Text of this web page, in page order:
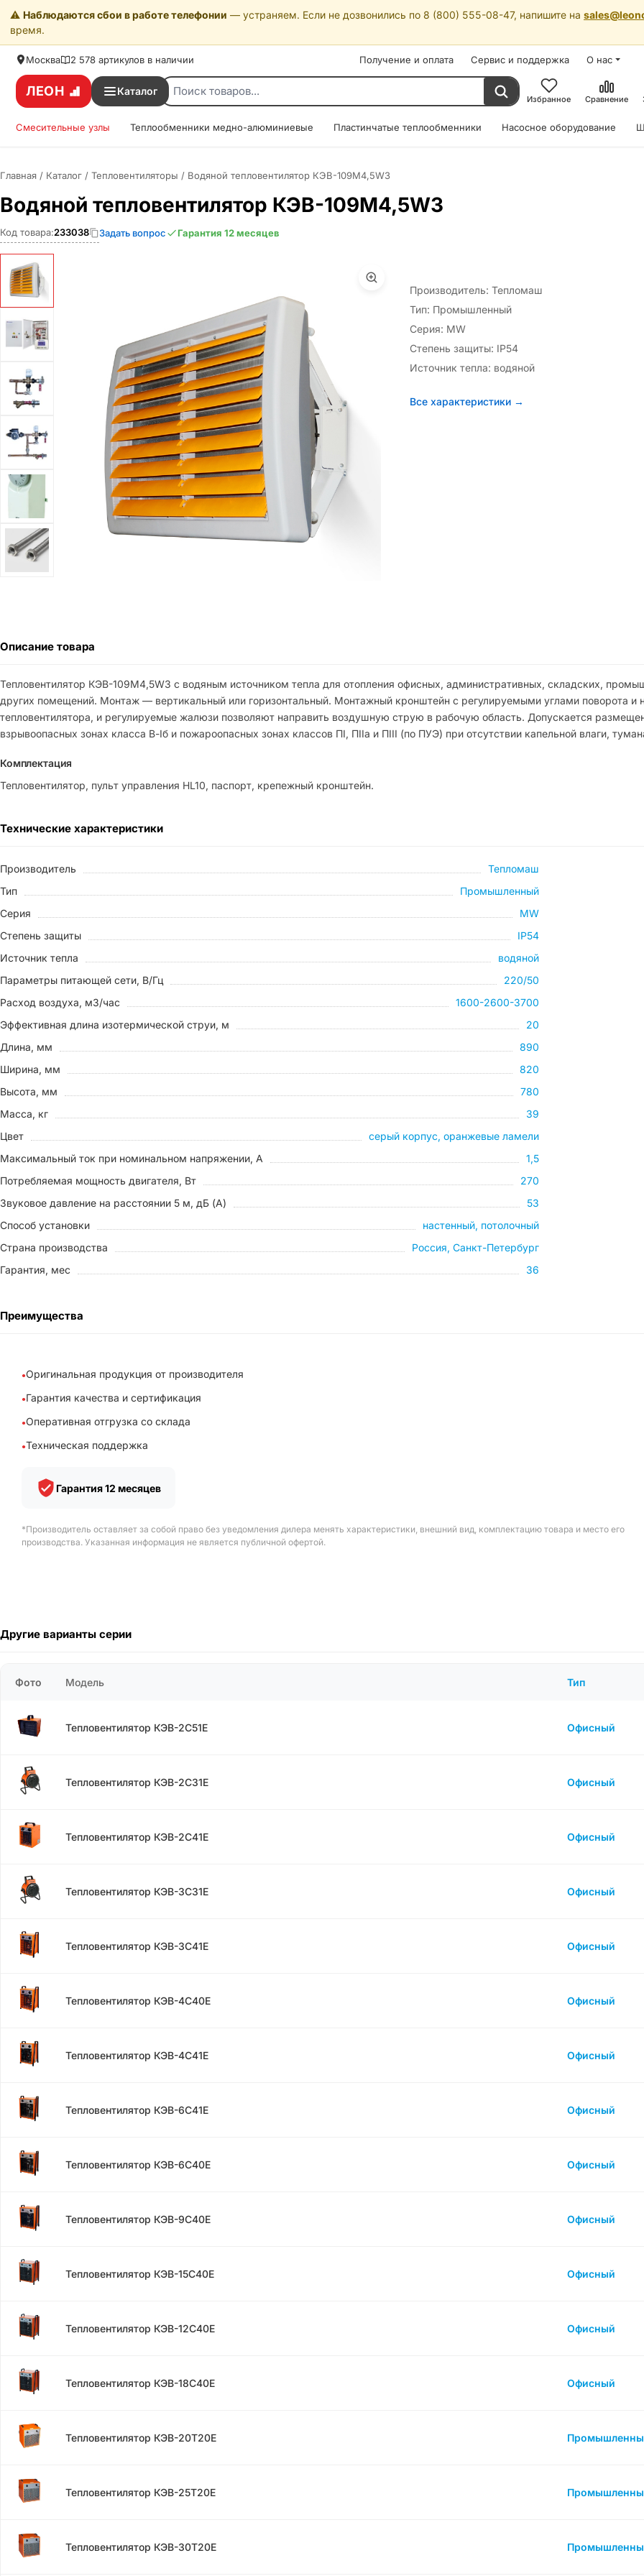
⚠️ Наблюдаются сбои в работе телефонии — устраняем. Если не дозвонились по 8 (800) 555-08-47, напишите на
время.
Москва 2 578 артикулов в наличии Получение и оплата Сервис и поддержка О нас
ЛЕОН Каталог
Избранное Сравнение
Смесительные узлы Теплообменники медно-алюминиевые Пластинчатые теплообменники Насосное оборудование
Главная / Каталог / Тепловентиляторы / Водяной тепловентилятор КЭВ-109M4,5W3
Водяной тепловентилятор КЭВ-109M4,5W3
Код товара:233038 Задать вопрос Гарантия 12 месяцев
Производитель: Тепломаш
Тип: Промышленный
Серия: МW
Степень защиты: IP54
Источник тепла: водяной
Все характеристики →
Описание товара
Тепловентилятор КЭВ-109M4,5W3 с водяным источником тепла для отопления офисных, административных, складских,
других помещений. Монтаж — вертикальный или горизонтальный. Монтажный кронштейн с регулируемыми углами поворота и
тепловентилятора, и регулируемые жалюзи позволяют направить воздушную струю в рабочую область. Допускается
взрывоопасных зонах класса В-Iб и пожароопасных зонах классов ПI, ПIIа и ПIII (по ПУЭ) при отсутствии капельной влаги,
Комплектация
Тепловентилятор, пульт управления HL10, паспорт, крепежный кронштейн.
Технические характеристики
Производитель
Тепломаш
Тип
Промышленный
Серия
МW
Степень защиты
IP54
Источник тепла
водяной
Параметры питающей сети, В/Гц
220/50
Расход воздуха, м3/час
1600-2600-3700
Эффективная длина изотермической струи, м
20
Длина, мм
890
Ширина, мм
820
Высота, мм
780
Масса, кг
39
Цвет
серый корпус, оранжевые ламели
Максимальный ток при номинальном напряжении, A
1,5
Потребляемая мощность двигателя, Вт
270
Звуковое давление на расстоянии 5 м, дБ (A)
53
Способ установки
настенный, потолочный
Страна производства
Россия, Санкт-Петербург
Гарантия, мес
36
Преимущества
Оригинальная продукция от производителя
Гарантия качества и сертификация
Оперативная отгрузка со склада
Техническая поддержка
Гарантия 12 месяцев
*Производитель оставляет за собой право без уведомления дилера менять характеристики, внешний вид, комплектацию товара и место его
производства. Указанная информация не является публичной офертой.
Другие варианты серии
Фото Модель Тип
Тепловентилятор КЭВ-2С51Е Офисный
Тепловентилятор КЭВ-2С31Е Офисный
Тепловентилятор КЭВ-2С41Е Офисный
Тепловентилятор КЭВ-3С31Е Офисный
Тепловентилятор КЭВ-3С41Е Офисный
Тепловентилятор КЭВ-4С40Е Офисный
Тепловентилятор КЭВ-4С41Е Офисный
Тепловентилятор КЭВ-6С41Е Офисный
Тепловентилятор КЭВ-6С40Е Офисный
Тепловентилятор КЭВ-9С40Е Офисный
Тепловентилятор КЭВ-15С40Е Офисный
Тепловентилятор КЭВ-12С40Е Офисный
Тепловентилятор КЭВ-18С40Е Офисный
Тепловентилятор КЭВ-20Т20Е
Тепловентилятор КЭВ-25Т20Е
Тепловентилятор КЭВ-30Т20Е